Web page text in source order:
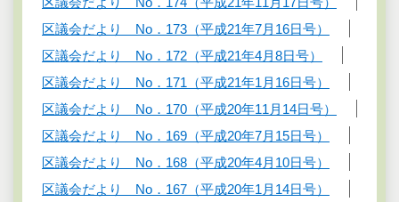
区議会だより No．173（平成21年7月16日号）
区議会だより No．172（平成21年4月8日号）
区議会だより No．171（平成21年1月16日号）
区議会だより No．170（平成20年11月14日号）
区議会だより No．169（平成20年7月15日号）
区議会だより No．168（平成20年4月10日号）
区議会だより No．167（平成20年1月14日号）